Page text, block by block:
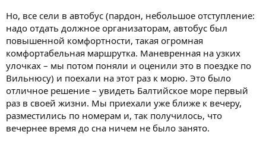
Но, все сели в автобус (пардон, небольшое отступление:
надо отдать должное организаторам, автобус был
повышенной комфортности, такая огромная
комфортабельная маршрутка. Маневренная на узких
улочках – мы потом поняли и оценили это в поездке по
Вильнюсу) и поехали на этот раз к морю. Это было
отличное решение – увидеть Балтийское море первый
раз в своей жизни. Мы приехали уже ближе к вечеру,
разместились по номерам и, так получилось, что
вечернее время до сна ничем не было занято.